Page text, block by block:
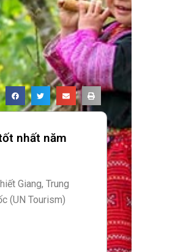
nhất năm
Giang, Trung
(UN Tourism)